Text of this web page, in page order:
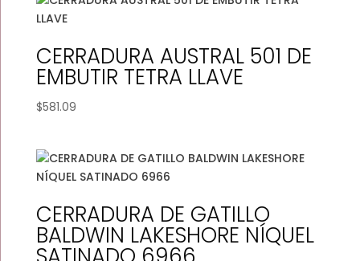
CERRADURA AUSTRAL 501 DE
EMBUTIR TETRA LLAVE
$581.09
CERRADURA DE GATILLO
BALDWIN LAKESHORE NÍQUEL